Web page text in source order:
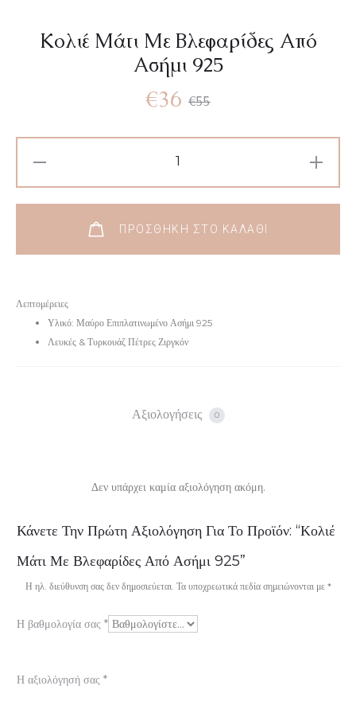
Κολιέ Μάτι Με Βλεφαρίδες Από
Ασήμι 925
Λεπτομέρειες
Υλικό: Μαύρο Επιπλατινωμένο Ασήμι 925
Λευκές & Τυρκουάζ Πέτρες Ζιργκόν
€55
Original
price
was:
€55.
€36
Η
τρέχουσα
τιμή
είναι:
ποσότητα
ΠΡΟΣΘΉΚΗ ΣΤΟ ΚΑΛΆΘΙ
Αξιολογήσεις 0
Α
ξ
ο
ο
Δεν υπάρχει καμία αξιολόγηση ακόμη.
Κάνετε Την Πρώτη Αξιολόγηση Για Το Προϊόν: “Κολιέ
Μάτι Με Βλεφαρίδες Από Ασήμι 925”
Η ηλ. διεύθυνση σας δεν δημοσιεύεται. Τα υποχρεωτικά πεδία σημειώνονται με *
Η βαθμολογία σας *
Η αξιολόγησή σας *